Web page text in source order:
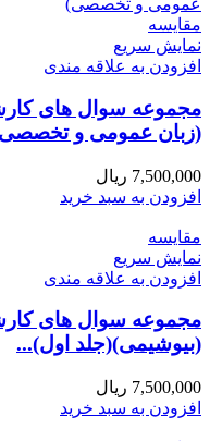
مقايسه
نمایش سریع
افزودن به علاقه مندی
مجموعه سوال های
(زبان عمومی و
7,500,000 ریال
افزودن به سبد خرید
مقايسه
نمایش سریع
افزودن به علاقه مندی
مجموعه سوال های
(بیوشیمی)(جلد اول)...
7,500,000 ریال
افزودن به سبد خرید